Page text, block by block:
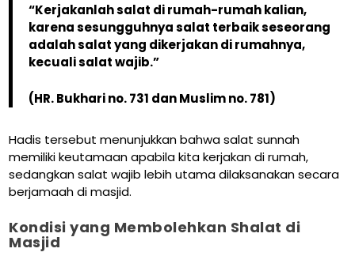
“Kerjakanlah salat di rumah-rumah kalian,
karena sesungguhnya salat terbaik seseorang
adalah salat yang dikerjakan di rumahnya,
kecuali salat wajib.”
(HR. Bukhari no. 731 dan Muslim no. 781)
Hadis tersebut menunjukkan bahwa salat sunnah
memiliki keutamaan apabila kita kerjakan di rumah,
sedangkan salat wajib lebih utama dilaksanakan secara
berjamaah di masjid.
Kondisi yang Membolehkan Shalat di
Masjid